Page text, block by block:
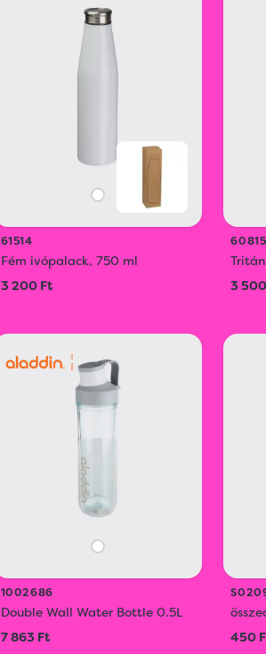
61514
Fém ivópalack, 750 ml
3 200 Ft
60815
3
1002686
Double Wall Water Bottle 0.5L
7 863 Ft
450